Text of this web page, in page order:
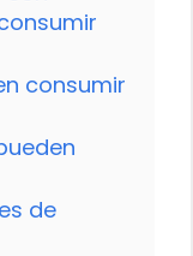
consumir
de